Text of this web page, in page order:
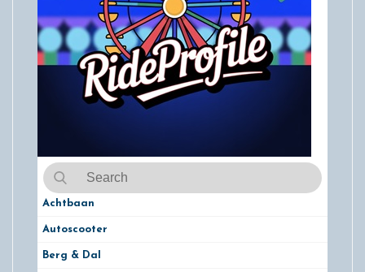
Achtbaan
Autoscooter
Berg & Dal